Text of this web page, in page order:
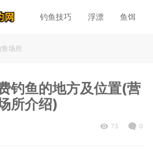
钓鱼技巧 浮漂 鱼饵
场所
钓鱼的地方及位置(营
所介绍)
73 0